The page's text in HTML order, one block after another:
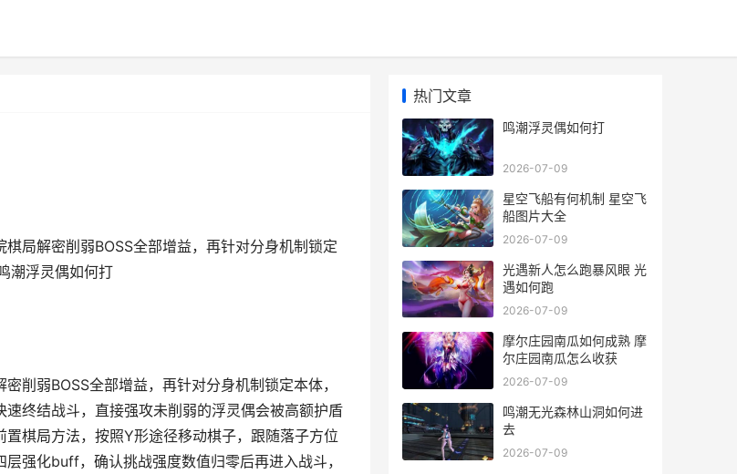
局解密削弱BOSS全部增益，再针对分身机制锁定
潮浮灵偶如何打
削弱BOSS全部增益，再针对分身机制锁定本体，
终结战斗，直接强攻未削弱的浮灵偶会被高额护盾
棋局方法，按照Y形途径移动棋子，跟随落子方位
强化buff，确认挑战强度数值归零后再进入战斗，
热门文章
鸣潮浮灵偶如何打
2026-07-09
星空飞船有何机制 星空飞
船图片大全
2026-07-09
光遇新人怎么跑暴风眼 光
遇如何跑
2026-07-09
摩尔庄园南瓜如何成熟 摩
尔庄园南瓜怎么收获
2026-07-09
鸣潮无光森林山洞如何进
去
2026-07-09